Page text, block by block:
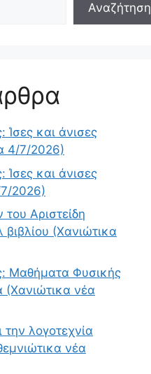
Αναζήτηση
και άνισες
4/7/2026)
και άνισες
2026)
Αριστείδη
(Χανιώτικα
Μαθήματα Φυσικής
(Χανιώτικα νέα
λογοτεχνία
νέα